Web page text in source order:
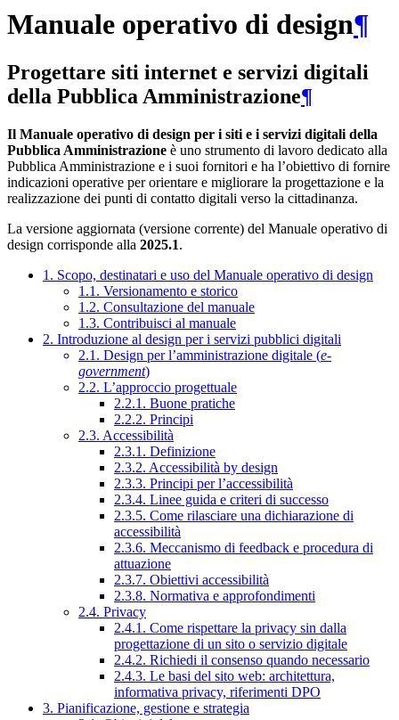
Manuale operativo di design¶
Progettare siti internet e servizi digitali
della Pubblica Amministrazione¶
Il Manuale operativo di design per i siti e i servizi digitali della
Pubblica Amministrazione è uno strumento di lavoro dedicato alla
Pubblica Amministrazione e i suoi fornitori e ha l’obiettivo di fornire
indicazioni operative per orientare e migliorare la progettazione e la
realizzazione dei punti di contatto digitali verso la cittadinanza.
La versione aggiornata (versione corrente) del Manuale operativo di
design corrisponde alla 2025.1.
1. Scopo, destinatari e uso del Manuale operativo di design
1.1. Versionamento e storico
1.2. Consultazione del manuale
1.3. Contribuisci al manuale
2. Introduzione al design per i servizi pubblici digitali
2.1. Design per l’amministrazione digitale (e-
government)
2.2. L’approccio progettuale
2.2.1. Buone pratiche
2.2.2. Principi
2.3. Accessibilità
2.3.1. Definizione
2.3.2. Accessibilità by design
2.3.3. Principi per l’accessibilità
2.3.4. Linee guida e criteri di successo
2.3.5. Come rilasciare una dichiarazione di
accessibilità
2.3.6. Meccanismo di feedback e procedura di
attuazione
2.3.7. Obiettivi accessibilità
2.3.8. Normativa e approfondimenti
2.4. Privacy
2.4.1. Come rispettare la privacy sin dalla
progettazione di un sito o servizio digitale
2.4.2. Richiedi il consenso quando necessario
2.4.3. Le basi del sito web: architettura,
informativa privacy, riferimenti DPO
3. Pianificazione, gestione e strategia